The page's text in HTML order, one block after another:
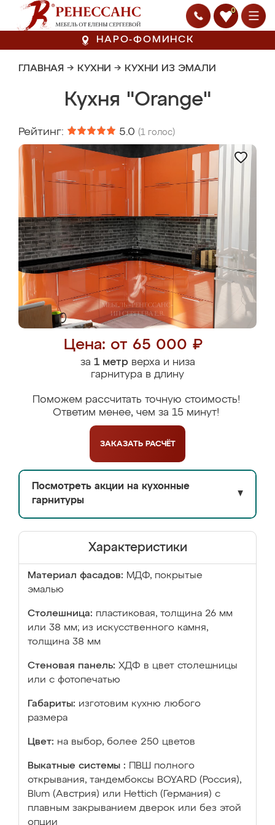
0
НАРО-ФОМИНСК
ГЛАВНАЯ → КУХНИ → КУХНИ ИЗ ЭМАЛИ
Кухня "Orange"
Рейтинг: 5.0 (1 голос)
Цена: от 65 000 ₽
за 1 метрверха и низа
гарнитура в длину
Поможем рассчитать точную стоимость!
Ответим менее, чем за 15 минут!
ЗАКАЗАТЬ РАСЧЁТ
Посмотреть акции на кухонные
гарнитуры
▼
Характеристики
Материал фасадов: МДФ, покрытые
эмалью
Столешница: пластиковая, толщина 26 мм
или 38 мм; из искусственного камня,
толщина 38 мм
Стеновая панель: ХДФ в цвет столешницы
или с фотопечатью
Габариты: изготовим кухню любого
размера
Цвет: на выбор, более 250 цветов
Выкатные системы :
ПВШ полного
открывания, тандембоксы BOYARD (Россия),
Blum (Австрия) или Hettich (Германия) с
плавным закрыванием дверок или без этой
опции